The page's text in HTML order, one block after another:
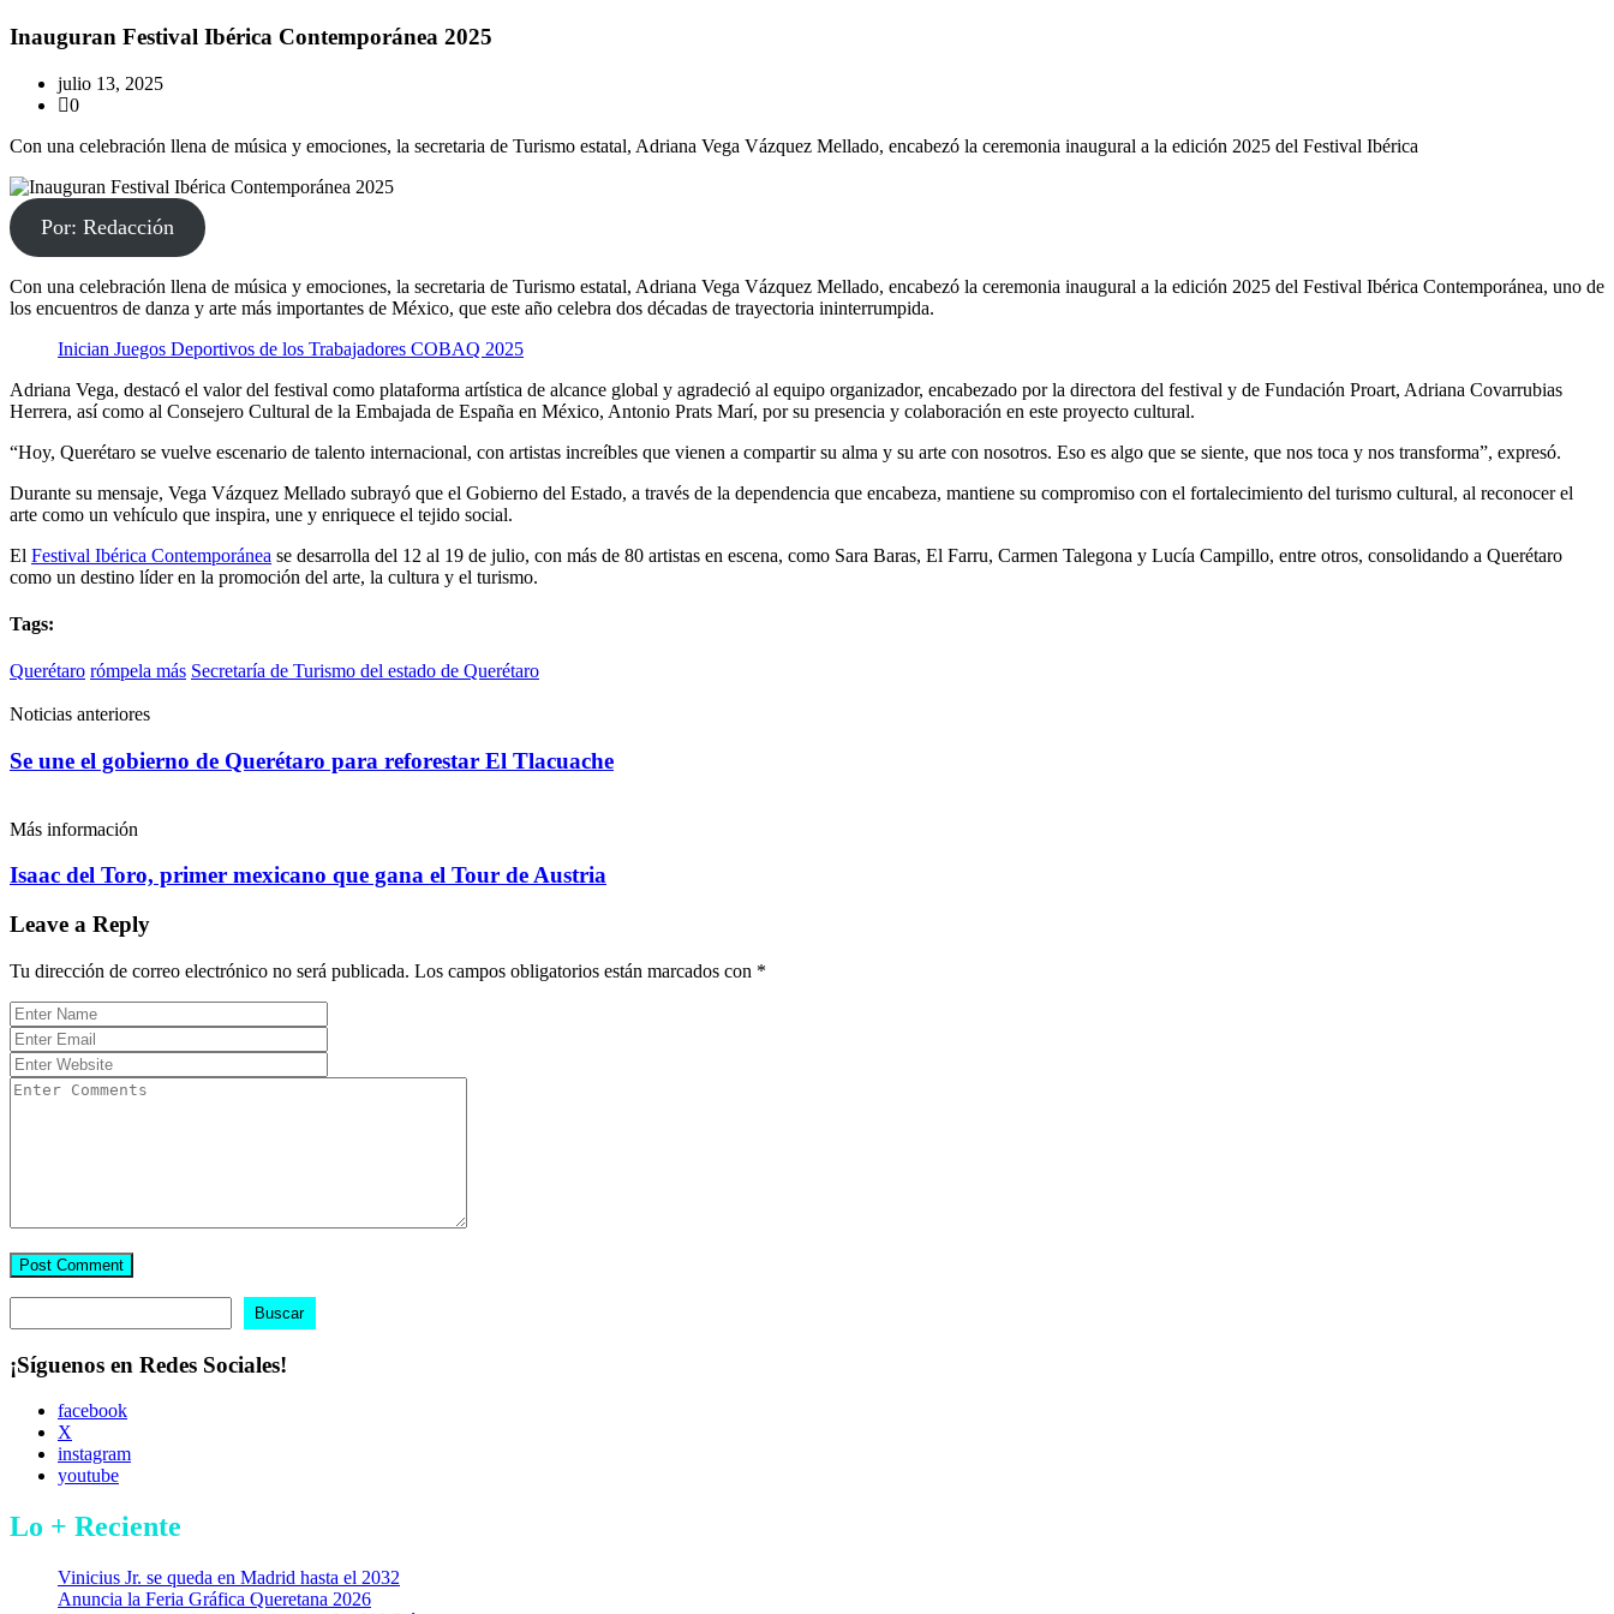
Inauguran Festival Ibérica Contemporánea 2025
julio 13, 2025
0
Con una celebración llena de música y emociones, la secretaria de Turismo estatal, Adriana Vega Vázquez Mellado, encabezó la ceremonia inaugural a la edición 2025 del Festival Ibérica
Por: Redacción
Con una celebración llena de música y emociones, la secretaria de Turismo estatal, Adriana Vega Vázquez Mellado, encabezó la ceremonia inaugural a la edición 2025 del Festival Ibérica Contemporánea, uno de
los encuentros de danza y arte más importantes de México, que este año celebra dos décadas de trayectoria ininterrumpida.
Inician Juegos Deportivos de los Trabajadores COBAQ 2025
Adriana Vega, destacó el valor del festival como plataforma artística de alcance global y agradeció al equipo organizador, encabezado por la directora del festival y de Fundación Proart, Adriana Covarrubias
Herrera, así como al Consejero Cultural de la Embajada de España en México, Antonio Prats Marí, por su presencia y colaboración en este proyecto cultural.
“Hoy, Querétaro se vuelve escenario de talento internacional, con artistas increíbles que vienen a compartir su alma y su arte con nosotros. Eso es algo que se siente, que nos toca y nos transforma”, expresó.
Durante su mensaje, Vega Vázquez Mellado subrayó que el Gobierno del Estado, a través de la dependencia que encabeza, mantiene su compromiso con el fortalecimiento del turismo cultural, al reconocer el
arte como un vehículo que inspira, une y enriquece el tejido social.
El Festival Ibérica Contemporánea se desarrolla del 12 al 19 de julio, con más de 80 artistas en escena, como Sara Baras, El Farru, Carmen Talegona y Lucía Campillo, entre otros, consolidando a Querétaro
como un destino líder en la promoción del arte, la cultura y el turismo.
Tags:
Querétaro rómpela más Secretaría de Turismo del estado de Querétaro
Noticias anteriores
Se une el gobierno de Querétaro para reforestar El Tlacuache
Más información
Isaac del Toro, primer mexicano que gana el Tour de Austria
Leave a Reply
Tu dirección de correo electrónico no será publicada. Los campos obligatorios están marcados con *
Buscar
¡Síguenos en Redes Sociales!
facebook
X
instagram
youtube
Lo + Reciente
Vinicius Jr. se queda en Madrid hasta el 2032
Anuncia la Feria Gráfica Queretana 2026